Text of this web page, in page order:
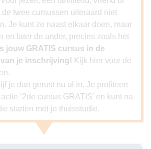
de twee cursussen uiteraard niet
Je kunt ze naast elkaar doen, maar
en later de ander, precies zoals het
jouw GRATIS cursus in de
je inschrijving! Kijk hier voor de
.
je dan gerust nu al in. Je profiteert
‘2de cursus GRATIS’ en kunt na
starten met je thuisstudie.